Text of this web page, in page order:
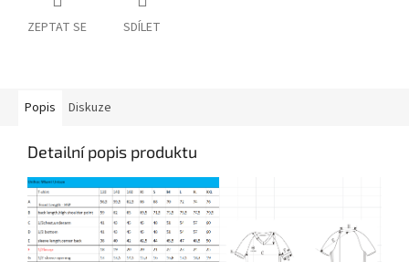
ZEPTAT SE SDÍLET
Popis Diskuze
Detailní popis produktu